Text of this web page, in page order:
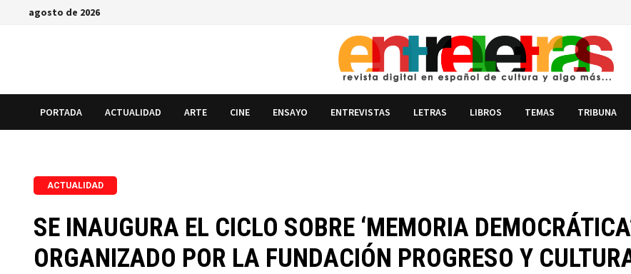
Saltaragosto de 2026
PORTADA ACTUALIDAD ARTE CINE ENSAYO ENTREVISTAS LETRAS LIBROS TEMAS TRIBUNA
ACTUALIDAD
SE INAUGURA EL CICLO SOBRE ‘MEMORIA
ORGANIZADO POR LA FUNDACIÓN PROGRESO Y